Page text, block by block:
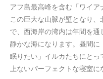
アフ島最高峰を含む「ワイア
この巨大な山脈が壁となり
で、西海岸の湾内は年間を
静かな海になります。昼間
眠りたい」イルカたちにと
上ないパーフェクトな寝室に